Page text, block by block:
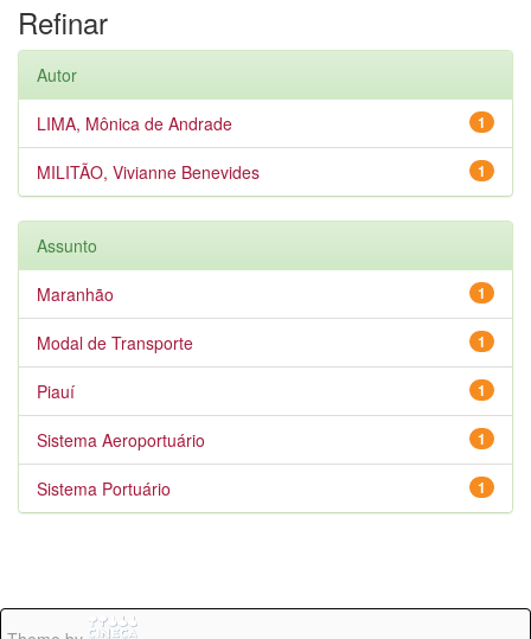
Refinar
Autor
1
LIMA, Mônica de Andrade
1
MILITÃO, Vivianne Benevides
Assunto
1
Maranhão
1
Modal de Transporte
1
Piauí
1
Sistema Aeroportuário
1
Sistema Portuário